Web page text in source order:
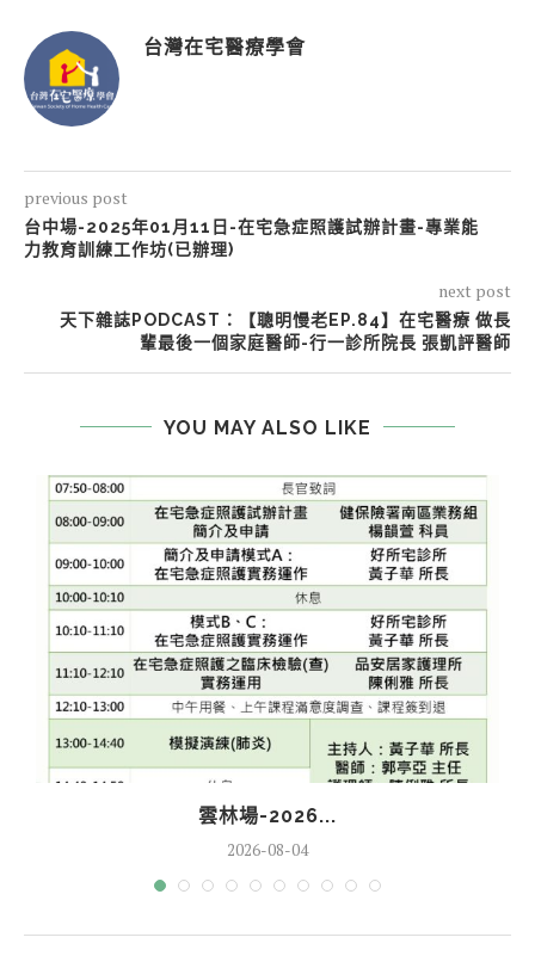
台灣在宅醫療學會
previous post
台中場-2025年01月11日-在宅急症照護試辦計畫-專業能
力教育訓練工作坊(已辦理)
next post
天下雜誌PODCAST：【聰明慢老EP.84】在宅醫療 做長
輩最後一個家庭醫師-行一診所院長 張凱評醫師
YOU MAY ALSO LIKE
雲林場-2026...
2026-08-04